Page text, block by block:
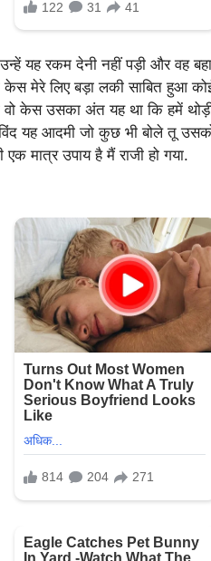
यह रकम देनी नहीं पड़ी और वह
मेरे लिए बड़ा लकी साबित हुआ
केस उसका अंत यह था कि हमें
यह आदमी जो कुछ भी बोले तू उसको
मात्र उपाय है मैं राजी हो गया.